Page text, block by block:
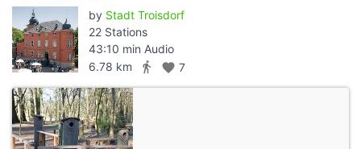
by Stadt Troisdorf
22 Stations
43:10 min Audio
6.78 km
directions_walk favorite 7